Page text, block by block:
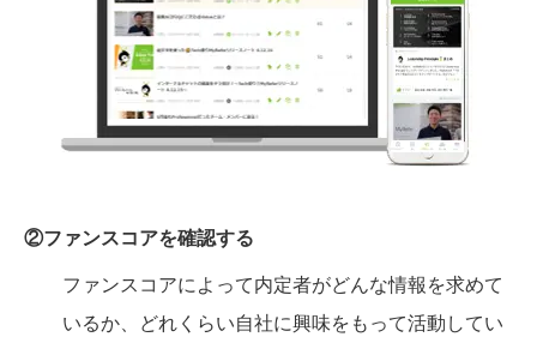
②ファンスコアを確認する
ファンスコアによって内定者がどんな情報を求めて
いるか、どれくらい自社に興味をもって活動してい